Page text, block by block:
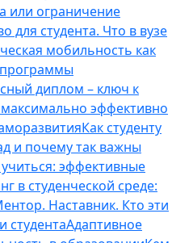
или ограничение
для студента. Что в вузе
мобильность как
диплом – ключ к
максимально эффективно
Как студенту
и почему так важны
эффективные
в студенческой среде:
Наставник. Кто эти
студентаАдаптивное